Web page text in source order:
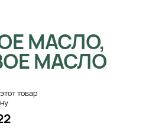
МАСЛО,
МАСЛО
товар